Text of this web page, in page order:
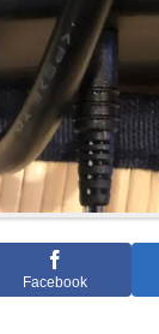
Facebook